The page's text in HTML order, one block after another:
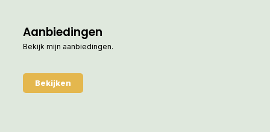
Aanbiedingen
Bekijk mijn aanbiedingen.
Bekijken